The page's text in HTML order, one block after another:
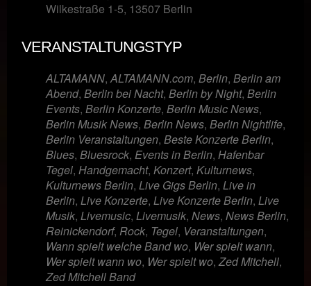
Wilkestraße 1-5, 13507 Berlin
VERANSTALTUNGSTYP
ALTAMANN,ALTAMANN.com, Berlin, Berlin am
Abend, Berlin bei Nacht, Berlin by Night, Berlin
Events, Berlin Konzerte, Berlin Music News,
Berlin Musik News, Berlin News, Berlin Nightlife,
Berlin Veranstaltungen, Beste Konzerte Berlin,
Blues, Bluesrock, Events in Berlin, Hafenbar
Tegel, Handgemacht, Konzert, Kulturnews,
Kulturnews Berlin, Live Gigs Berlin, Live in
Berlin, Live Konzerte, Live Konzerte Berlin, Live
Musik, Livemusic, Livemusik, News, News Berlin,
Reinickendorf, Rock, Tegel, Veranstaltungen,
Wann spielt welche Band wo, Wer spielt wann,
Wer spielt wann wo, Wer spielt wo,Zed Mitchell,
Zed Mitchell Band